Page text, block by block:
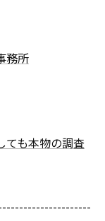
務所
ても本物の調査